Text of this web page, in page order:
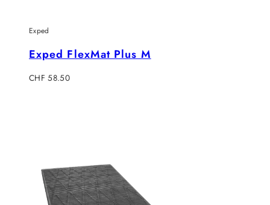
Exped
Exped FlexMat Plus M
Verkaufspreis
CHF 58.50